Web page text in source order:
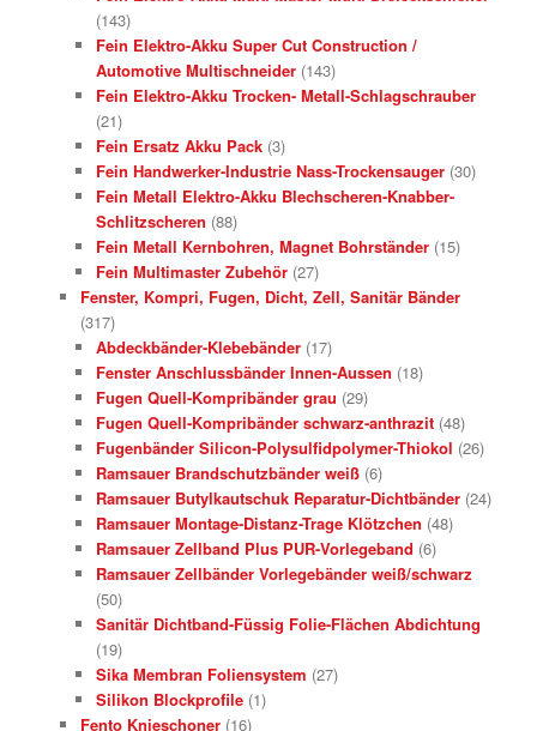
(143)
Fein Elektro-Akku Super Cut Construction /
Automotive Multischneider (143)
Fein Elektro-Akku Trocken- Metall-Schlagschrauber
(21)
Fein Ersatz Akku Pack (3)
Fein Handwerker-Industrie Nass-Trockensauger (30)
Fein Metall Elektro-Akku Blechscheren-Knabber-
Schlitzscheren (88)
Fein Metall Kernbohren, Magnet Bohrständer (15)
Fein Multimaster Zubehör (27)
Fenster, Kompri, Fugen, Dicht, Zell, Sanitär Bänder
(317)
Abdeckbänder-Klebebänder (17)
Fenster Anschlussbänder Innen-Aussen (18)
Fugen Quell-Kompribänder grau (29)
Fugen Quell-Kompribänder schwarz-anthrazit (48)
Fugenbänder Silicon-Polysulfidpolymer-Thiokol (26)
Ramsauer Brandschutzbänder weiß (6)
Ramsauer Butylkautschuk Reparatur-Dichtbänder (24)
Ramsauer Montage-Distanz-Trage Klötzchen (48)
Ramsauer Zellband Plus PUR-Vorlegeband (6)
Ramsauer Zellbänder Vorlegebänder weiß/schwarz
(50)
Sanitär Dichtband-Füssig Folie-Flächen Abdichtung
(19)
Sika Membran Foliensystem (27)
Silikon Blockprofile (1)
Fento Knieschoner (16)